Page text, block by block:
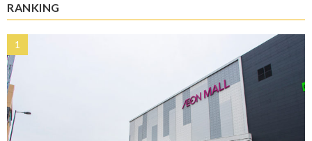
RANKING